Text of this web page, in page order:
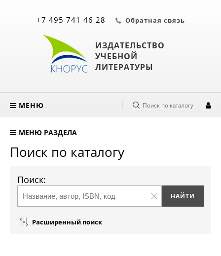
ИЗДАТЕЛЬСТВО
УЧЕБНОЙ
ЛИТЕРАТУРЫ
+7 495 741 46 28 Обратная связь
МЕНЮ Поиск по каталогу
МЕНЮ РАЗДЕЛА
Поиск по каталогу
Поиск:
Расширенный поиск